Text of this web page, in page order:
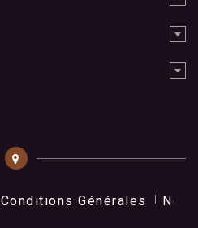
Conditions Générales Nos